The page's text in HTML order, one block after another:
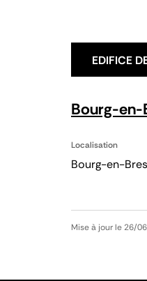
EDIFICE
Bourg-en-
Localisation
Bourg-en-
Mise à jour le 26/